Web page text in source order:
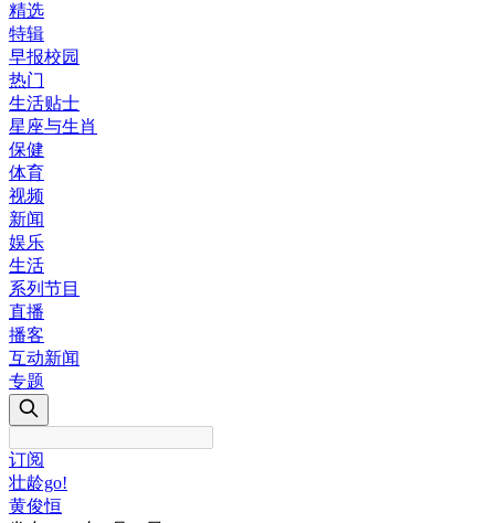
精选
特辑
早报校园
热门
生活贴士
星座与生肖
保健
体育
视频
新闻
娱乐
生活
系列节目
直播
播客
互动新闻
专题
订阅
壮龄go!
黄俊恒